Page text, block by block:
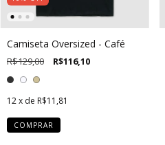
Camiseta Oversized - Café
R$129,00 R$116,10
12x de R$11,81
COMPRAR